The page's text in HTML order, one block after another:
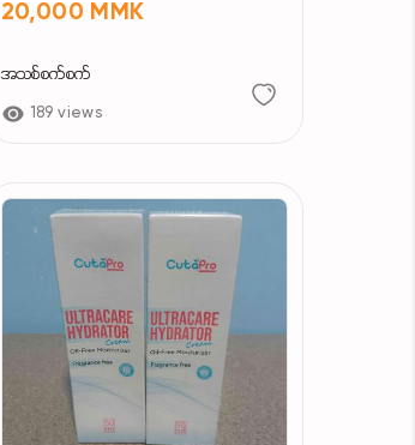
20,000 MMK
အသစ်စက်စက်
189 views